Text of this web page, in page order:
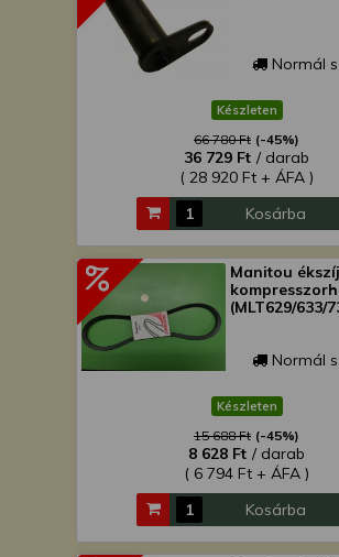
Normál
Készleten
66 780 Ft (-45%)
36 729 Ft / darab
( 28 920 Ft + ÁFA )
Kosárba
Manitou
(MLT629/633/
Normál
Készleten
15 688 Ft (-45%)
8 628 Ft / darab
( 6 794 Ft + ÁFA )
Kosárba